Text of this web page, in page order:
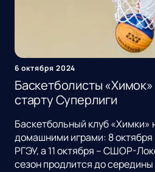
6 октября 2024
Баскетболисты «Химок»
старту Суперлиги
Баскетбольный клуб «Химки»
домашними играми: 8
РГЭУ, а 11 октября – СШОР-
сезон продлится до